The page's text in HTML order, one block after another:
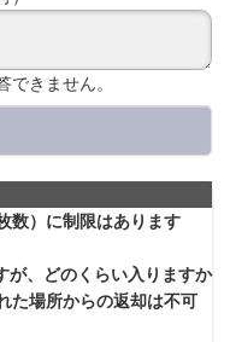
きません。
数）に制限はあります
が、どのくらい入りますか
た場所からの返却は不可